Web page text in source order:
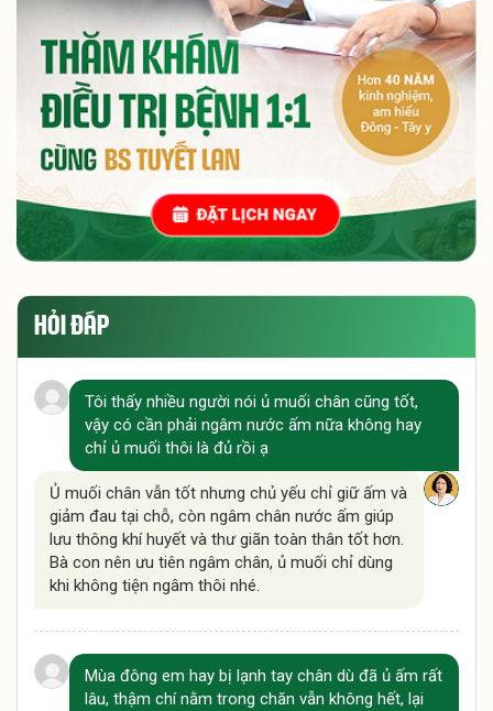
HỎI ĐÁP
Tôi thấy nhiều người nói ủ muối chân cũng tốt,
vậy có cần phải ngâm nước ấm nữa không hay
chỉ ủ muối thôi là đủ rồi ạ
Ủ muối chân vẫn tốt nhưng chủ yếu chỉ giữ ấm và
giảm đau tại chỗ, còn ngâm chân nước ấm giúp
lưu thông khí huyết và thư giãn toàn thân tốt hơn.
Bà con nên ưu tiên ngâm chân, ủ muối chỉ dùng
khi không tiện ngâm thôi nhé.
Mùa đông em hay bị lạnh tay chân dù đã ủ ấm rất
lâu, thậm chí nằm trong chăn vẫn không hết, lại